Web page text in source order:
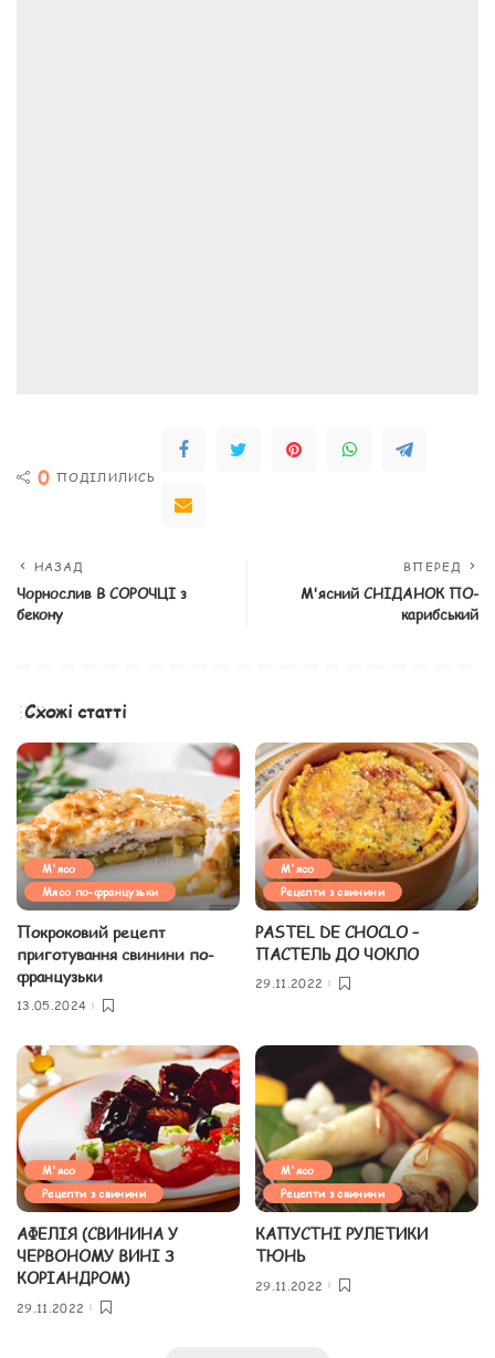
0 ПОДІЛИЛИСЬ
НАЗАД
Чорнослив В СОРОЧЦІ з
бекону
ВПЕРЕД
М'ясний СНІДАНОК ПО-
карибський
Схожі статті
М'ясо
Мясо по-французьки
Покроковий рецепт
приготування свинини по-
французьки
13.05.2024
М'ясо
Рецепти з свинини
PASTEL DE CHOCLO –
ПАСТЕЛЬ ДО ЧОКЛО
29.11.2022
М'ясо
Рецепти з свинини
АФЕЛІЯ (СВИНИНА У
ЧЕРВОНОМУ ВИНІ З
КОРІАНДРОМ)
29.11.2022
М'ясо
Рецепти з свинини
КАПУСТНІ РУЛЕТИКИ
ТЮНЬ
29.11.2022